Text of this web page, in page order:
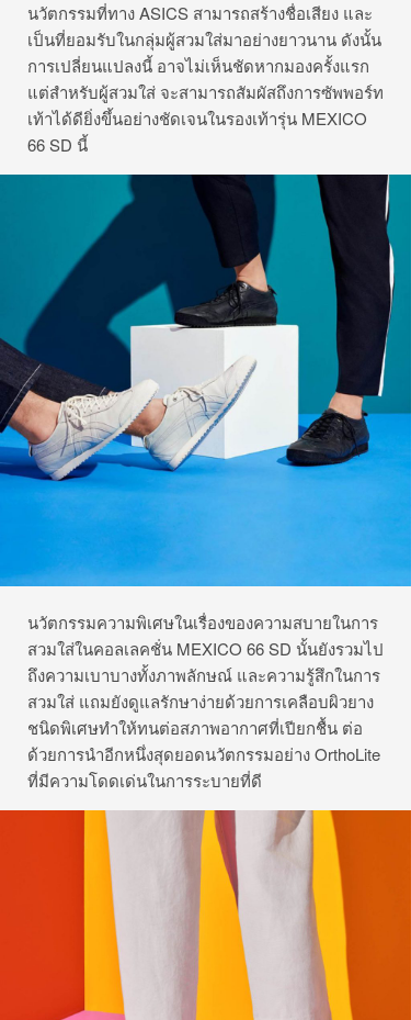
นวัตกรรมที่ทาง ASICS สามารถสร้างชื่อเสียง และ
เป็นที่ยอมรับในกลุ่มผู้สวมใส่มาอย่างยาวนาน ดังนั้น
การเปลี่ยนแปลงนี้ อาจไม่เห็นชัดหากมองครั้งแรก
แต่สำหรับผู้สวมใส่ จะสามารถสัมผัสถึงการซัพพอร์ท
เท้าได้ดียิ่งขึ้นอย่างชัดเจนในรองเท้ารุ่น MEXICO
66 SD นี้
นวัตกรรมความพิเศษในเรื่องของความสบายในการ
สวมใส่ในคอลเลคชั่น MEXICO 66 SD นั้นยังรวมไป
ถึงความเบาบางทั้งภาพลักษณ์ และความรู้สึกในการ
สวมใส่ แถมยังดูแลรักษาง่ายด้วยการเคลือบผิวยาง
ชนิดพิเศษทำให้ทนต่อสภาพอากาศที่เปียกชื้น ต่อ
ด้วยการนำอีกหนึ่งสุดยอดนวัตกรรมอย่าง OrthoLite
ที่มีความโดดเด่นในการระบายที่ดี